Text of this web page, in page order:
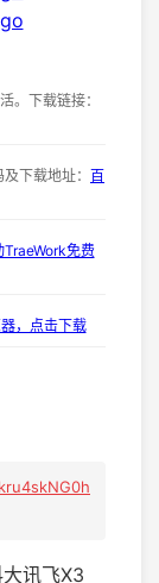
。下载链接：
下载地址： 百
TraeWork免费
，点击下载
讯飞X3